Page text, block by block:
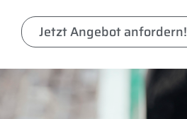
Jetzt Angebot anfordern!